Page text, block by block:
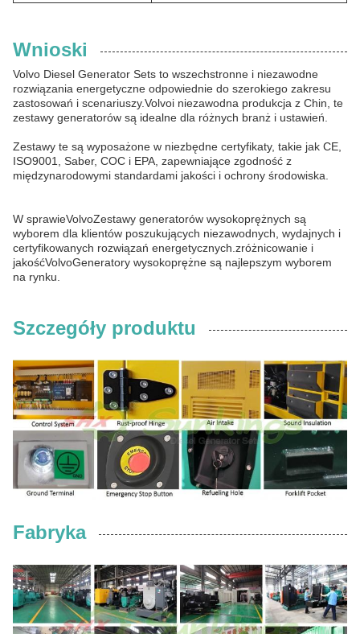
Wnioski
Volvo Diesel Generator Sets to wszechstronne i niezawodne
rozwiązania energetyczne odpowiednie do szerokiego zakresu
zastosowań i scenariuszy.Volvoi niezawodna produkcja z Chin, te
zestawy generatorów są idealne dla różnych branż i ustawień.
Zestawy te są wyposażone w niezbędne certyfikaty, takie jak CE,
ISO9001, Saber, COC i EPA, zapewniające zgodność z
międzynarodowymi standardami jakości i ochrony środowiska.
W sprawieVolvoZestawy generatorów wysokoprężnych są
wyborem dla klientów poszukujących niezawodnych, wydajnych i
certyfikowanych rozwiązań energetycznych.zróżnicowanie i
jakośćVolvoGeneratory wysokoprężne są najlepszym wyborem
na rynku.
Szczegóły produktu
Fabryka